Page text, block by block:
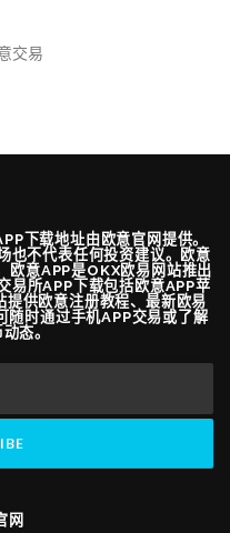
交易
下载地址由欧意官网提供。
也不代表任何投资建议。欧意
欧意APP是OKX欧易网站推出
易所APP下载包括欧意APP苹
供欧意注册教程、最新欧易
随时通过手机APP交易或了解
态。
网